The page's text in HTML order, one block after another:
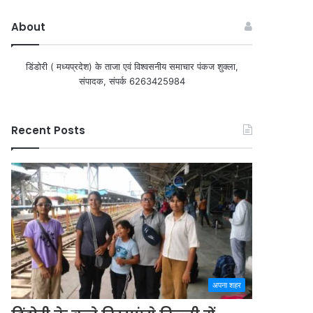
About
डिंडोरी ( मध्यप्रदेश) के ताजा एवं विश्वसनीय समाचार पंकज शुक्ला,
संपादक, संपर्क 6263425984
Recent Posts
अपना शहर